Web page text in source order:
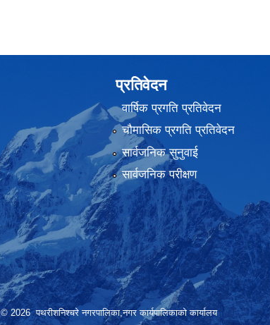
प्रतिवेदन
वार्षिक प्रगति प्रतिवेदन
चौमासिक प्रगति प्रतिवेदन
सार्वजनिक सुनुवाई
सार्वजनिक परीक्षण
© 2026 पथरीशनिश्चरे नगरपालिका,नगर कार्यपालिकाको कार्यालय